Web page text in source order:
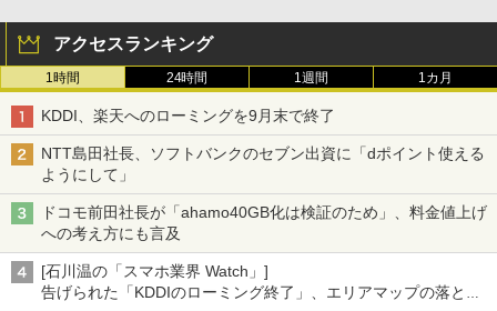
アクセスランキング
1時間 24時間 1週間 1カ月
KDDI、楽天へのローミングを9月末で終了
NTT島田社長、ソフトバンクのセブン出資に「dポイント使える
ようにして」
ドコモ前田社長が「ahamo40GB化は検証のため」、料金値上げ
への考え方にも言及
[石川温の「スマホ業界 Watch」]
告げられた「KDDIのローミング終了」、エリアマップの落とし